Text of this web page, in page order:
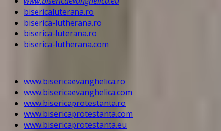
bisericaluterana.ro
biserica-lutherana.ro
biserica-luterana.ro
biserica-lutherana.com
www.bisericaevanghelica.ro
www.bisericaevanghelica.com
www.bisericaprotestanta.ro
www.bisericaprotestanta.com
www.bisericaprotestanta.eu